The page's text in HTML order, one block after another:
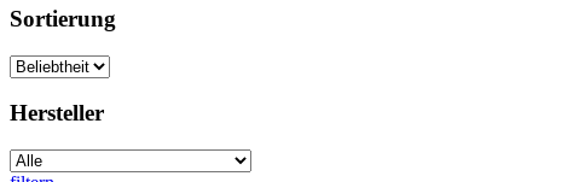
Sortierung
Hersteller